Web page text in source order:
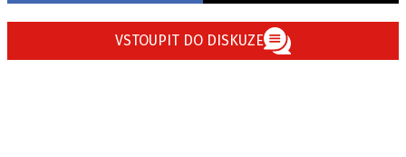
VSTOUPIT DO DISKUZE